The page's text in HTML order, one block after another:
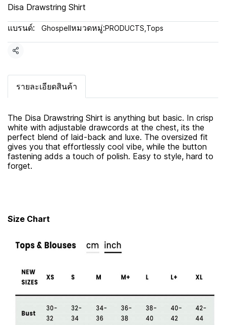
Disa Drawstring Shirt
แบรนด์: Ghospellหมวดหมู่:PRODUCTS Tops
แชร์
รายละเอียดสินค้า
The Disa Drawstring Shirt is anything but basic. In crisp
white with adjustable drawcords at the chest, its the
perfect blend of laid-back and luxe. The oversized fit
gives you that effortlessly cool vibe, while the button
fastening adds a touch of polish. Easy to style, hard to
forget.
Size Chart